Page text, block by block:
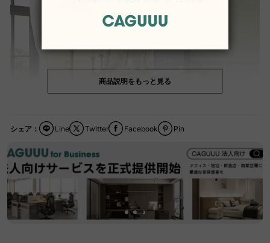
商品説明をもっと見る
シェア： Facebook
Twitter Pin
Line